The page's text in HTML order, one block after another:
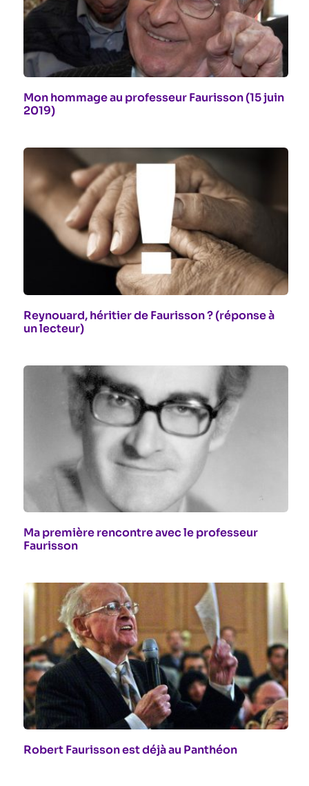
Mon hommage au professeur Faurisson (15 juin
2019)
Reynouard, héritier de Faurisson ? (réponse à
un lecteur)
Ma première rencontre avec le professeur
Faurisson
Robert Faurisson est déjà au Panthéon